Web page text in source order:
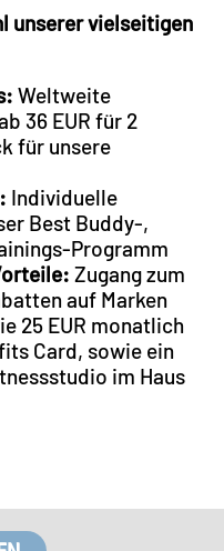
unserer vielseitigen
Weltweite
36 EUR für 2
für unsere
Individuelle
Best Buddy-,
Programm
Zugang zum
auf Marken
25 EUR monatlich
Card, sowie ein
im Haus